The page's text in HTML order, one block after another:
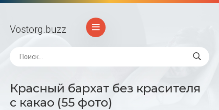
Vostorg.buzz
Красный бархат без красителя
с какао (55 фото)